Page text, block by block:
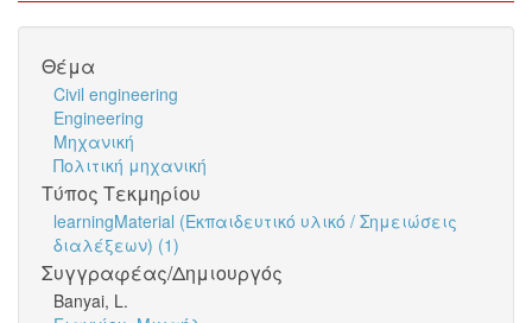
Θέμα
Civil engineering
Engineering
Μηχανική
Πολιτική μηχανική
Τύπος Τεκμηρίου
learningMaterial (Εκπαιδευτικό υλικό / Σημειώσεις
διαλέξεων) (1)
Συγγραφέας/Δημιουργός
Banyai, L.